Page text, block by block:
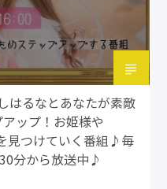
はるなとあなたが素敵
ップ！お姫様や
見つけていく番組♪毎
分から放送中♪